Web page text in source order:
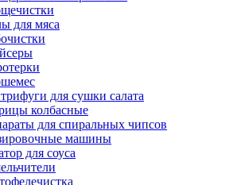
для мяса
для сушки салата
колбасные
для спиральных чипсов
машины
для соуса